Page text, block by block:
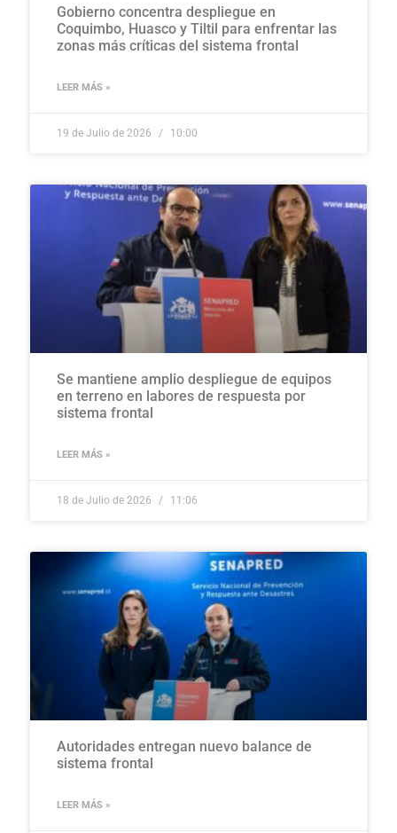
Gobierno concentra despliegue en
Coquimbo, Huasco y Tiltil para enfrentar las
zonas más críticas del sistema frontal
LEER MÁS »
19 de Julio de 2026 10:00
Se mantiene amplio despliegue de equipos
en terreno en labores de respuesta por
sistema frontal
LEER MÁS »
18 de Julio de 2026 11:06
Autoridades entregan nuevo balance de
sistema frontal
LEER MÁS »